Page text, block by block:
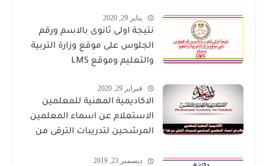
يناير 29, 2020
نتيجة اولى ثانوى بالاسم ورقم
الجلوس على موقع وزارة التربية
والتعليم وموقع LMS
فبراير 29, 2020
الاكاديمية المهنية للمعلمين
الاستعلام عن اسماء المعلمين
المرشحين لتدريبات الترقى من
ديسمبر 23, 2019